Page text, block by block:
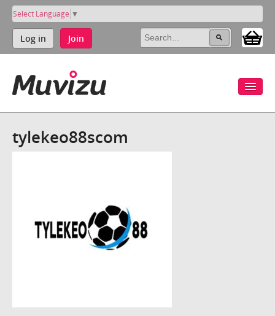
Select Language ▼
Log in Join
tylekeo88scom